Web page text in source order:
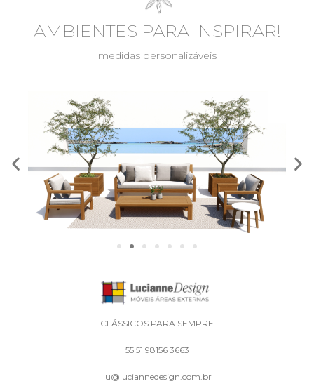
AMBIENTES PARA INSPIRAR!
medidas personalizáveis
CLÁSSICOS PARA SEMPRE
55 51 98156 3663
lu@luciannedesign.com.br